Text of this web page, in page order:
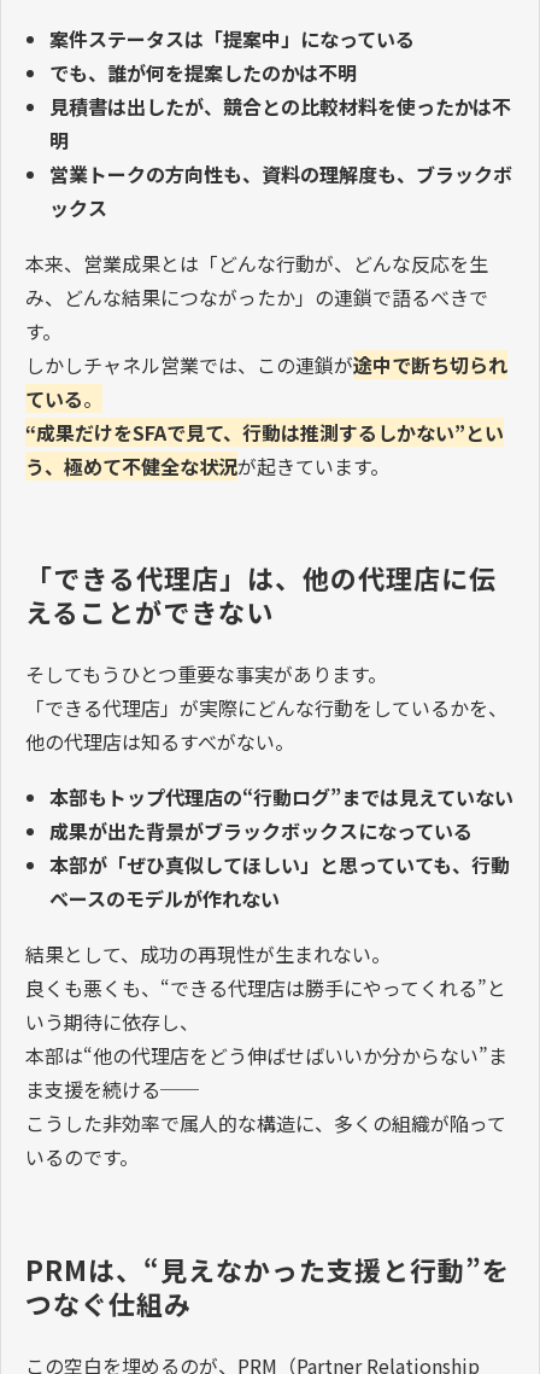
案件ステータスは「提案中」になっている
でも、誰が何を提案したのかは不明
見積書は出したが、競合との比較材料を使ったかは不
明
営業トークの方向性も、資料の理解度も、ブラックボ
ックス
本来、営業成果とは「どんな行動が、どんな反応を生
み、どんな結果につながったか」の連鎖で語るべきで
す。
しかしチャネル営業では、この連鎖が途中で断ち切られ
ている。
“成果だけをSFAで見て、行動は推測するしかない”とい
う、極めて不健全な状況が起きています。
「できる代理店」は、他の代理店に伝
えることができない
そしてもうひとつ重要な事実があります。
「できる代理店」が実際にどんな行動をしているかを、
他の代理店は知るすべがない。
本部もトップ代理店の“行動ログ”までは見えていない
成果が出た背景がブラックボックスになっている
本部が「ぜひ真似してほしい」と思っていても、行動
ベースのモデルが作れない
結果として、成功の再現性が生まれない。
良くも悪くも、“できる代理店は勝手にやってくれる”と
いう期待に依存し、
本部は“他の代理店をどう伸ばせばいいか分からない”ま
ま支援を続ける──
こうした非効率で属人的な構造に、多くの組織が陥って
いるのです。
PRMは、“見えなかった支援と行動”を
つなぐ仕組み
この空白を埋めるのが、 PRM （Partner Relationship